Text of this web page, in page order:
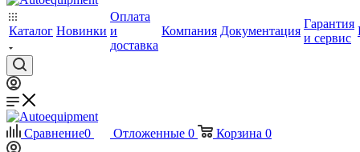
Каталог Новинки
Оплата
и
доставка
Компания Документация
Гарантия
и сервис
Сравнение0 Отложенные 0 Корзина 0